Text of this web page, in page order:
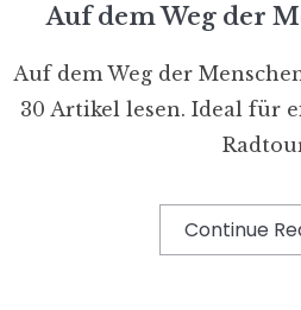
Auf dem Weg der
Auf dem Weg der
30 Artikel lesen. Ideal für
Continue